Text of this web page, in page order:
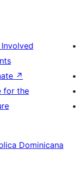
↗
for the
Dominicana